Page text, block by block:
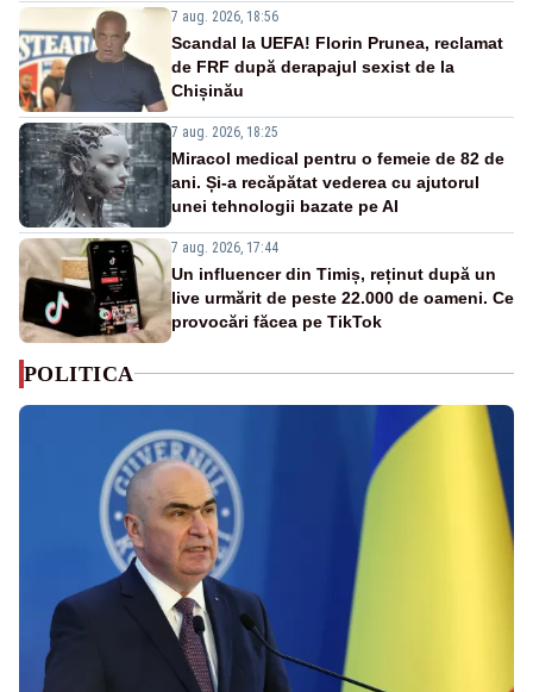
7 aug. 2026, 18:56
Scandal la UEFA! Florin Prunea, reclamat
de FRF după derapajul sexist de la
Chișinău
7 aug. 2026, 18:25
Miracol medical pentru o femeie de 82 de
ani. Și-a recăpătat vederea cu ajutorul
unei tehnologii bazate pe AI
7 aug. 2026, 17:44
Un influencer din Timiș, reținut după un
live urmărit de peste 22.000 de oameni. Ce
provocări făcea pe TikTok
POLITICA